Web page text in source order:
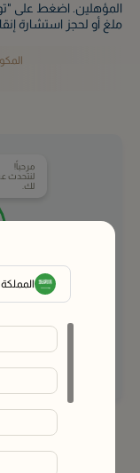
ملغ أو لحجز استشارة
مرحباً!
لنتحدث
لك.
مدربونا